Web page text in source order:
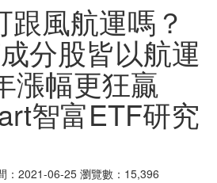
風航運嗎？
分股皆以航運
漲幅更狂贏
智富ETF研究
：2021-06-25 瀏覽數：15,396